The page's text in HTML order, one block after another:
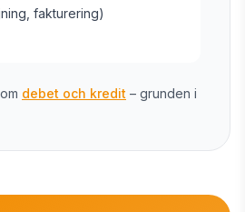
fakturering)
debet och kredit – grunden i